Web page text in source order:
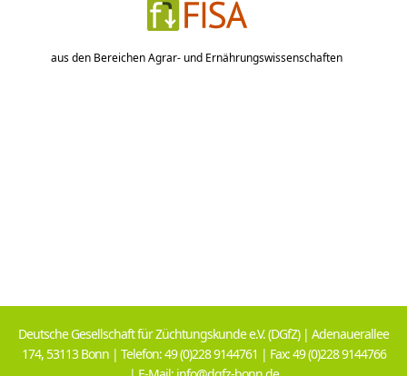
aus den Bereichen Agrar- und Ernährungswissenschaften
Deutsche Gesellschaft für Züchtungskunde e.V. (DGfZ) | Adenauerallee
174, 53113 Bonn | Telefon: 49 (0)228 9144761 | Fax: 49 (0)228 9144766